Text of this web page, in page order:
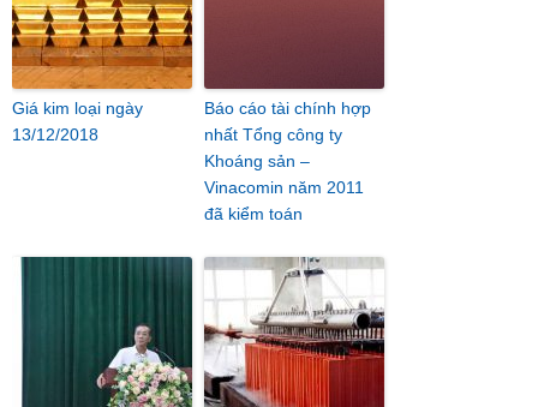
Giá kim loại ngày
13/12/2018
Báo cáo tài chính hợp
nhất Tổng công ty
Khoáng sản –
Vinacomin năm 2011
đã kiểm toán